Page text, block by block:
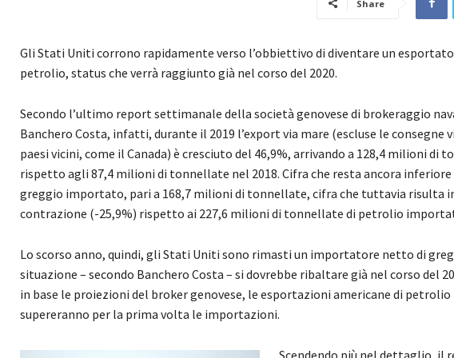
Share
Gli Stati Uniti corrono rapidamente verso l’obbiettivo di diventare un
petrolio, status che verrà raggiunto già nel corso del 2020.
Secondo l’ultimo report settimanale della società genovese di brokeraggio
Banchero Costa, infatti, durante il 2019 l’export via mare (escluse le consegne
paesi vicini, come il Canada) è cresciuto del 46,9%, arrivando a 128,4 milioni di
rispetto agli 87,4 milioni di tonnellate nel 2018. Cifra che resta ancora inferiore
greggio importato, pari a 168,7 milioni di tonnellate, cifra che tuttavia risulta
contrazione (-25,9%) rispetto ai 227,6 milioni di tonnellate di petrolio
Lo scorso anno, quindi, gli Stati Uniti sono rimasti un importatore netto di
situazione – secondo Banchero Costa – si dovrebbe ribaltare già nel corso del
in base le proiezioni del broker genovese, le esportazioni americane di petrolio
supereranno per la prima volta le importazioni.
Scendendo più nel dettaglio, il